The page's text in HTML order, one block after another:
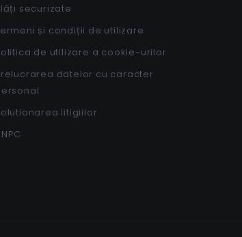
securizate
și condiții de utilizare
de utilizare a cookie-urilor
datelor cu caracter
litigiilor